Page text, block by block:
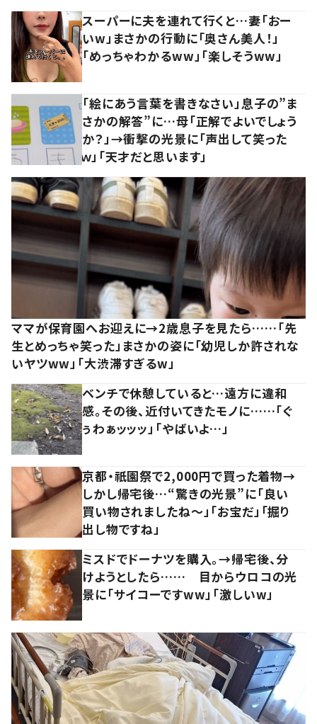
スーパーに夫を連れて行くと…妻「おー
いw」まさかの行動に「奥さん美人！」
「めっちゃわかるww」「楽しそうww」
「絵にあう言葉を書きなさい」息子の”ま
さかの解答”に…母「正解でよいでしょう
か？」→衝撃の光景に「声出して笑った
ｗ」「天才だと思います」
ママが保育園へお迎えに→2歳息子を見たら……「先
生とめっちゃ笑った」まさかの姿に「幼児しか許されな
いヤツww」「大渋滞すぎるw」
ベンチで休憩していると…遠方に違和
感。その後、近付いてきたモノに……「ぐ
ぅわぁッッッ」「やばいよ…」
京都・祇園祭で2,000円で買った着物→
しかし帰宅後…“驚きの光景”に「良い
買い物されましたね～」「お宝だ」「掘り
出し物ですね」
ミスドでドーナツを購入。→帰宅後、分
けようとしたら…… 目からウロコの光
景に「サイコーですww」「激しいw」